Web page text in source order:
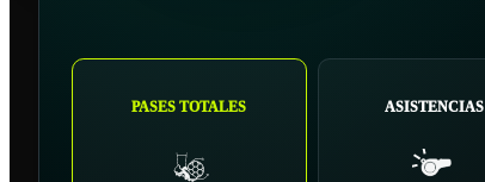
PASES TOTALES ASISTENCIAS